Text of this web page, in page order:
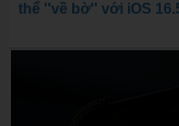
thể ''về bờ'' với iOS